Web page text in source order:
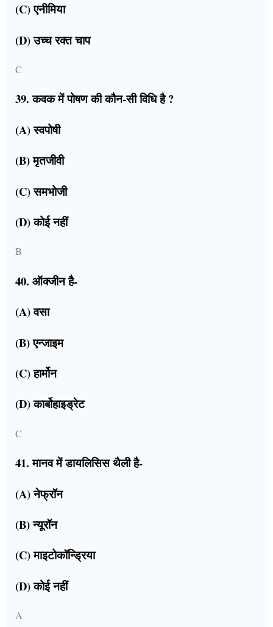
(C) एनीमिया
(D) उच्च रक्त चाप
C
39. कवक में पोषण की कौन-सी विधि है ?
(A) स्वपोषी
(B) मृतजीवी
(C) समभोजी
(D) कोई नहीं
B
40. ऑक्जीन है-
(A) वसा
(B) एन्जाइम
(C) हार्मोन
(D) कार्बोहाइड्रेट
C
41. मानव में डायलिसिस थैली है-
(A) नेफ्रॉन
(B) न्यूरॉन
(C) माइटोकॉन्ड्रिया
(D) कोई नहीं
A